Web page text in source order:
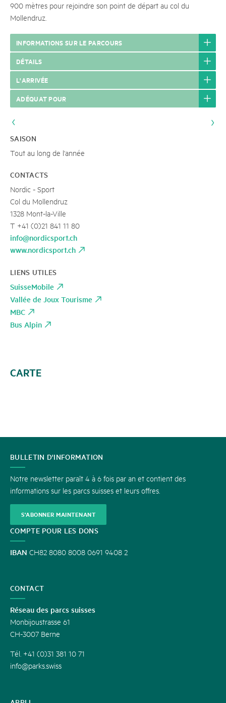
900 mètres pour rejoindre son point de départ au col du
Mollendruz.
INFORMATIONS SUR LE PARCOURS
DÉTAILS
L'ARRIVÉE
ADÉQUAT POUR
SAISON
Tout au long de l'année
CONTACTS
Nordic - Sport
Col du Mollendruz
1328 Mont-la-Ville
T +41 (0)21 841 11 80
info@nordicsport.ch
www.nordicsport.ch
LIENS UTILES
SuisseMobile
Vallée de Joux Tourisme
MBC
Bus Alpin
CARTE
CONTACT
BULLETIN D'INFORMATION
Notre newsletter paraît 4 à 6 fois par an et contient des
informations sur les parcs suisses et leurs offres.
S'ABONNER MAINTENANT
COMPTE POUR LES DONS
IBAN CH82 8080 8008 0691 9408 2
CONTACT
Réseau des parcs suisses
Monbijoustrasse 61
CH-3007 Berne
Tél. +41 (0)31 381 10 71
info@parks.swiss